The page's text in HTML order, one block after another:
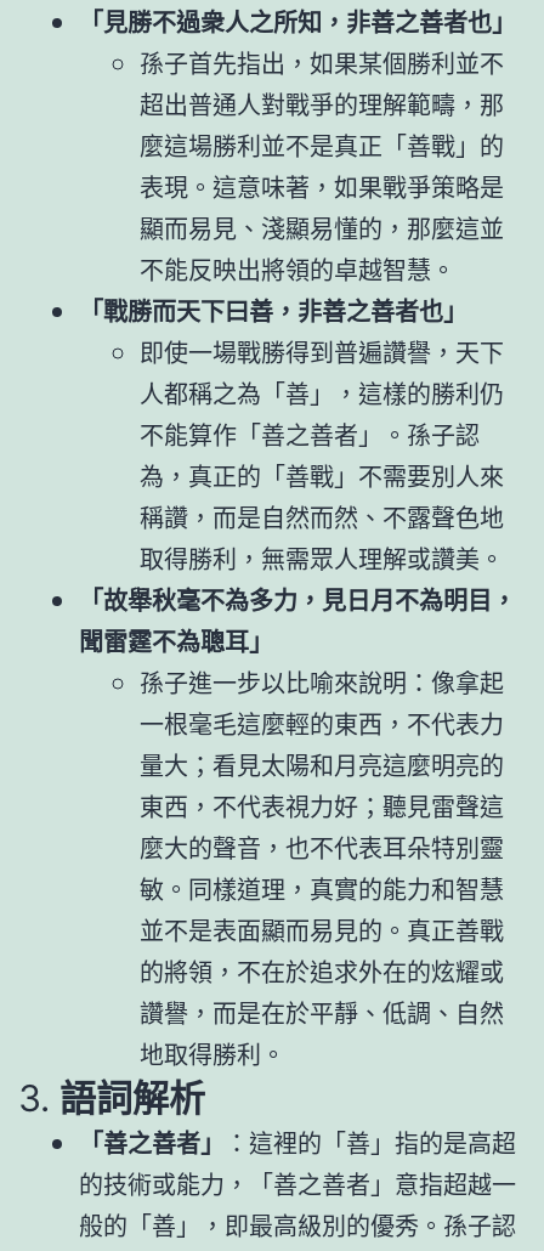
「見勝不過衆人之所知，非善之善者也」
孫子首先指出，如果某個勝利並不
超出普通人對戰爭的理解範疇，那
麼這場勝利並不是真正「善戰」的
表現。這意味著，如果戰爭策略是
顯而易見、淺顯易懂的，那麼這並
不能反映出將領的卓越智慧。
「戰勝而天下曰善，非善之善者也」
即使一場戰勝得到普遍讚譽，天下
人都稱之為「善」，這樣的勝利仍
不能算作「善之善者」。孫子認
為，真正的「善戰」不需要別人來
稱讚，而是自然而然、不露聲色地
取得勝利，無需眾人理解或讚美。
「故舉秋毫不為多力，見日月不為明目，
聞雷霆不為聰耳」
孫子進一步以比喻來說明：像拿起
一根毫毛這麼輕的東西，不代表力
量大；看見太陽和月亮這麼明亮的
東西，不代表視力好；聽見雷聲這
麼大的聲音，也不代表耳朵特別靈
敏。同樣道理，真實的能力和智慧
並不是表面顯而易見的。真正善戰
的將領，不在於追求外在的炫耀或
讚譽，而是在於平靜、低調、自然
地取得勝利。
3. 語詞解析
「善之善者」
：這裡的「善」指的是高超
的技術或能力，「善之善者」意指超越一
般的「善」，即最高級別的優秀。孫子認